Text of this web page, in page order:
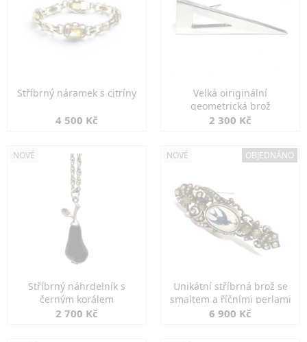
Stříbrný náramek s citríny
4 500 Kč
Velká oiriginální
geometrická brož
2 300 Kč
NOVÉ
Stříbrný náhrdelník s
černým korálem
2 700 Kč
NOVÉ OBJEDNÁNO
Unikátní stříbrná brož se
smaltem a říčními perlami
6 900 Kč